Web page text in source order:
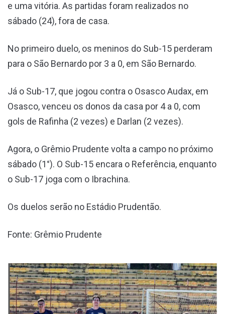
e uma vitória. As partidas foram realizados no
sábado (24), fora de casa.
No primeiro duelo, os meninos do Sub-15 perderam
para o São Bernardo por 3 a 0, em São Bernardo.
Já o Sub-17, que jogou contra o Osasco Audax, em
Osasco, venceu os donos da casa por 4 a 0, com
gols de Rafinha (2 vezes) e Darlan (2 vezes).
Agora, o Grêmio Prudente volta a campo no próximo
sábado (1°). O Sub-15 encara o Referência, enquanto
o Sub-17 joga com o Ibrachina.
Os duelos serão no Estádio Prudentão.
Fonte: Grêmio Prudente